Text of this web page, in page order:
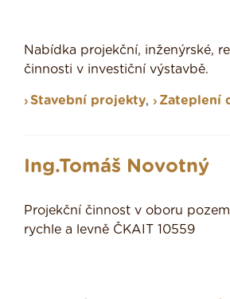
Nabídka projekční, inženýrské,
činnosti v investiční výstavbě.
Stavební projekty, Zateplení
Ing.Tomáš Novotný
Projekční činnost v oboru
rychle a levně ČKAIT 10559